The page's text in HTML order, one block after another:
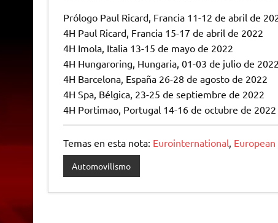
Prólogo Paul Ricard, Francia 11-12 de abril de
4H Paul Ricard, Francia 15-17 de abril de 2022
4H Imola, Italia 13-15 de mayo de 2022
4H Hungaroring, Hungaria, 01-03 de julio de 2022
4H Barcelona, ​​España 26-28 de agosto de 2022
4H Spa, Bélgica, 23-25 ​​de septiembre de 2022
4H Portimao, Portugal 14-16 de octubre de 2022
Temas en esta nota: Eurointernational,
Automovilismo